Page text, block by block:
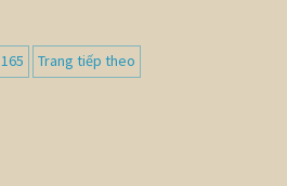
165 Trang tiếp theo